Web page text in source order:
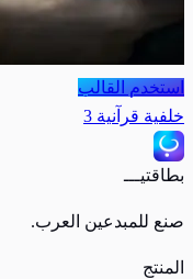
استخدم القالب
خلفية قرآنية 3
بطاقتيـــ
صنع للمبدعين العرب.
المنتج